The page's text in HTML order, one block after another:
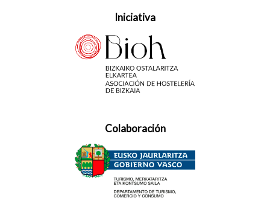
Iniciativa
Colaboración